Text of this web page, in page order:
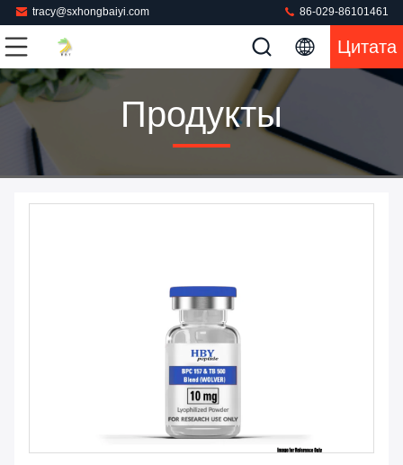
tracy@sxhongbaiyi.com 86-029-86101461
Цитата
Продукты